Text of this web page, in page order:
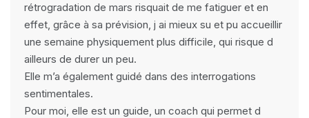
rétrogradation de mars risquait de me fatiguer et en
effet, grâce à sa prévision, j ai mieux su et pu accueillir
une semaine physiquement plus difficile, qui risque d
ailleurs de durer un peu.
Elle m’a également guidé dans des interrogations
sentimentales.
Pour moi, elle est un guide, un coach qui permet d